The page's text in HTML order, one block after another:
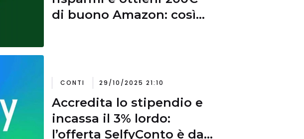
di buono Amazon: così
CONTI 29/10/2025 21:10
Accredita lo stipendio e
incassa il 3% lordo:
l’offerta SelfyConto è da